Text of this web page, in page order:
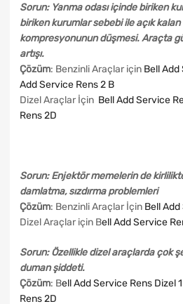
Sorun: Yanma odası içinde biriken
biriken kurumlar sebebi ile açık kalan
kompresyonunun düşmesi. Araçta
artışı.
Çözüm: Benzinli Araçlar için Bell Add
Add Service Rens 2 B
Dizel Araçlar İçin Bell Add Service
Rens 2D
Sorun: Enjektör memelerin de
damlatma, sızdırma problemleri
Çözüm: Benzinli Araçlar İçin Bell Add
Dizel Araçlar için Bell Add Service
Sorun: Özellikle dizel araçlarda çok
duman şiddeti.
Çözüm: Bell Add Service Rens Dizel
Rens 2D